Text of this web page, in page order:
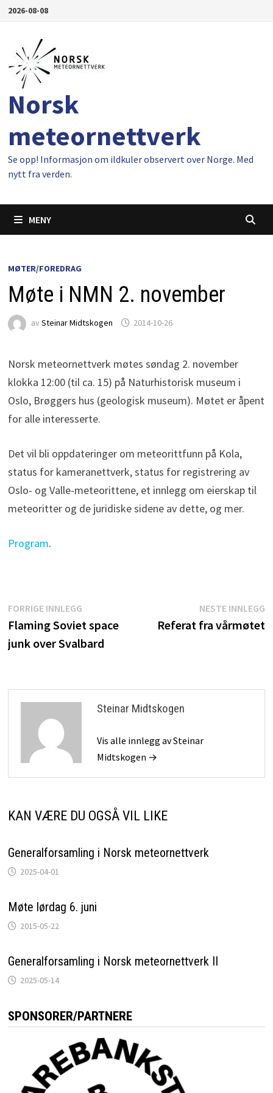
Gå2026-08-08
Norsk
meteornettverk
Se opp! Informasjon om ildkuler observert over Norge. Med
nytt fra verden.
MENY
MØTER/FOREDRAG
Møte i NMN 2. november
av Steinar Midtskogen 2014-10-26
Norsk meteornettverk møtes søndag 2. november
klokka 12:00 (til ca. 15) på Naturhistorisk museum i
Oslo, Brøggers hus (geologisk museum). Møtet er åpent
for alle interesserte.
Det vil bli oppdateringer om meteorittfunn på Kola,
status for kameranettverk, status for registrering av
Oslo- og Valle-meteorittene, et innlegg om eierskap til
meteoritter og de juridiske sidene av dette, og mer.
Program.
Innleggsnavigasjon
FORRIGE INNLEGGForrige
innlegg:
Flaming Soviet space
junk over Svalbard
NESTE INNLEGG
Referat fra vårmøtet
Steinar Midtskogen
Vis alle innlegg av Steinar
Midtskogen →
KAN VÆRE DU OGSÅ VIL LIKE
Generalforsamling i Norsk meteornettverk
2025-04-01
Møte lørdag 6. juni
2015-05-22
Generalforsamling i Norsk meteornettverk II
2025-05-14
SPONSORER/PARTNERE